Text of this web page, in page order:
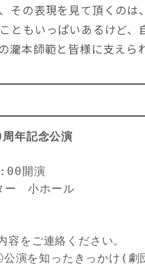
その表現を見て頂くのは
ともいっぱいあるけど、
瀧本師範と皆様に支えら
年記念公演
開演
ー　小ホール
内容をご連絡ください。
を知ったきっかけ(劇